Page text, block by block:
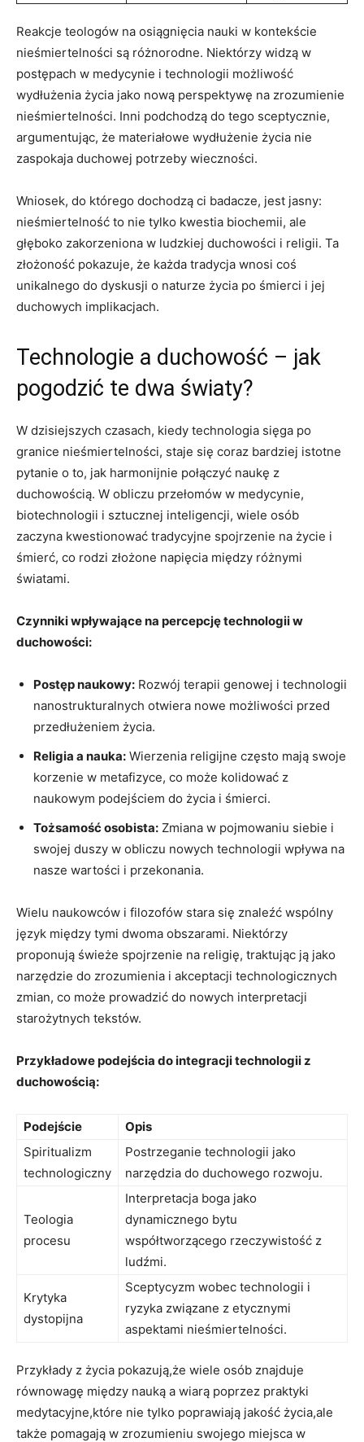
Reakcje teologów na osiągnięcia nauki w kontekście
nieśmiertelności są różnorodne. Niektórzy widzą w
postępach w medycynie i technologii możliwość
wydłużenia życia jako nową perspektywę na zrozumienie
nieśmiertelności. Inni podchodzą do tego sceptycznie,
argumentując, że materiałowe wydłużenie życia nie
zaspokaja duchowej potrzeby wieczności.
Wniosek, do którego dochodzą ci badacze, jest jasny:
nieśmiertelność to nie tylko kwestia biochemii, ale
głęboko zakorzeniona w ludzkiej duchowości i religii. Ta
złożoność pokazuje, że każda tradycja wnosi coś
unikalnego do dyskusji o naturze życia po śmierci i jej
duchowych implikacjach.
Technologie a duchowość – jak
pogodzić te dwa światy?
W dzisiejszych czasach, kiedy technologia sięga po
granice nieśmiertelności, staje się coraz bardziej istotne
pytanie o to, jak harmonijnie połączyć naukę z
duchowością. W obliczu przełomów w medycynie,
biotechnologii i sztucznej inteligencji, wiele osób
zaczyna kwestionować tradycyjne spojrzenie na życie i
śmierć, co rodzi złożone napięcia między różnymi
światami.
Czynniki wpływające na percepcję technologii w
duchowości:
Postęp naukowy: Rozwój terapii genowej i technologii
nanostrukturalnych otwiera nowe możliwości przed
przedłużeniem życia.
Religia a nauka: Wierzenia religijne często mają swoje
korzenie w metafizyce, co może kolidować z
naukowym podejściem do życia i śmierci.
Tożsamość osobista: Zmiana w pojmowaniu siebie i
swojej duszy w obliczu nowych technologii wpływa na
nasze wartości i przekonania.
Wielu naukowców i filozofów stara się znaleźć wspólny
język między tymi dwoma obszarami. Niektórzy
proponują świeże spojrzenie na religię, traktując ją jako
narzędzie do zrozumienia i akceptacji technologicznych
zmian, co może prowadzić do nowych interpretacji
starożytnych tekstów.
Przykładowe podejścia do integracji technologii z
duchowością:
Podejście
Opis
Spiritualizm
technologiczny
Postrzeganie technologii jako
narzędzia do duchowego rozwoju.
Teologia
procesu
Interpretacja boga jako
dynamicznego bytu
współtworzącego rzeczywistość z
ludźmi.
Krytyka
dystopijna
Sceptycyzm wobec technologii i
ryzyka związane z etycznymi
aspektami nieśmiertelności.
Przykłady z życia pokazują,że wiele osób znajduje
równowagę między nauką a wiarą poprzez praktyki
medytacyjne,które nie tylko poprawiają jakość życia,ale
także pomagają w zrozumieniu swojego miejsca w